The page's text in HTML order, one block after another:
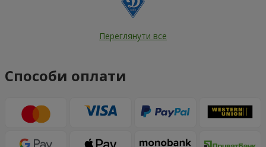
Переглянути все
Способи оплати